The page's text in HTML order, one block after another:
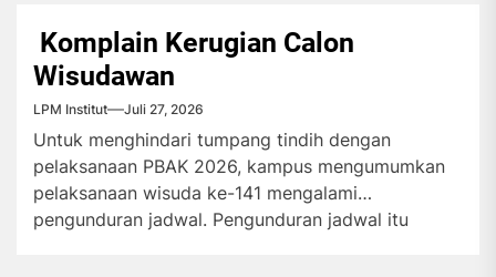
Komplain Kerugian Calon
Wisudawan
LPM Institut Juli 27, 2026
Untuk menghindari tumpang tindih dengan
pelaksanaan PBAK 2026, kampus mengumumkan
pelaksanaan wisuda ke-141 mengalami
pengunduran jadwal. Pengunduran jadwal itu